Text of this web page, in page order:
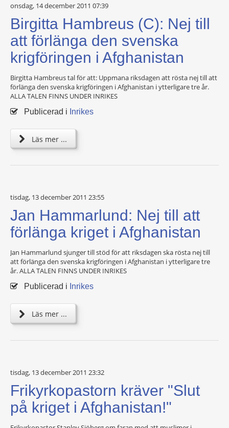
onsdag, 14 december 2011 07:39
Birgitta Hambreus (C): Nej till
att förlänga den svenska
krigföringen i Afghanistan
Birgitta Hambreus tal för att: Uppmana riksdagen att rösta nej till att
förlänga den svenska krigföringen i Afghanistan i ytterligare tre år.
ALLA TALEN FINNS UNDER INRIKES
Publicerad i Inrikes
Läs mer ...
tisdag, 13 december 2011 23:55
Jan Hammarlund: Nej till att
förlänga kriget i Afghanistan
Jan Hammarlund sjunger till stöd för att riksdagen ska rösta nej till
att förlänga den svenska krigföringen i Afghanistan i ytterligare tre
år. ALLA TALEN FINNS UNDER INRIKES
Publicerad i Inrikes
Läs mer ...
tisdag, 13 december 2011 23:32
Frikyrkopastorn kräver "Slut
på kriget i Afghanistan!"